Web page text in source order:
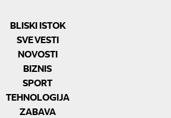
BLISKI ISTOK
SVE VESTI
NOVOSTI
BIZNIS
SPORT
TEHNOLOGIJA
ZABAVA